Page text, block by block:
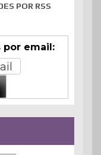
POR RSS
por email: